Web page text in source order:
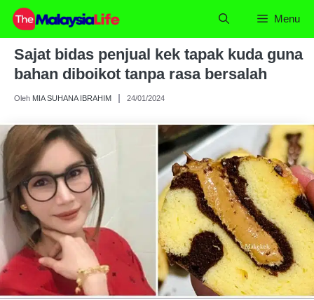
Skip
content
Menu
Sajat bidas penjual kek tapak kuda guna
bahan diboikot tanpa rasa bersalah
Oleh MIA SUHANA IBRAHIM 24/01/2024